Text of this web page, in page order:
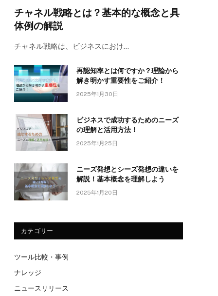
チャネル戦略とは？基本的な概念と具
体例の解説
チャネル戦略は、ビジネスにおけ…
再認知率とは何ですか？理論から
解き明かす重要性をご紹介！
2025年1月30日
ビジネスで成功するためのニーズ
の理解と活用方法！
2025年1月25日
ニーズ発想とシーズ発想の違いを
解説！基本概念を理解しよう
2025年1月20日
カテゴリー
ツール比較・事例
ナレッジ
ニュースリリース